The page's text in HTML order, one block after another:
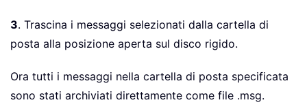
3. Trascina i messaggi selezionati dalla cartella di
posta alla posizione aperta sul disco rigido.
Ora tutti i messaggi nella cartella di posta specificata
sono stati archiviati direttamente come file .msg.